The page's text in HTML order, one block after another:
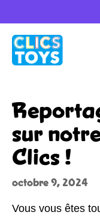
sur
Clics !
octobre 9, 2024
Vous vous êtes